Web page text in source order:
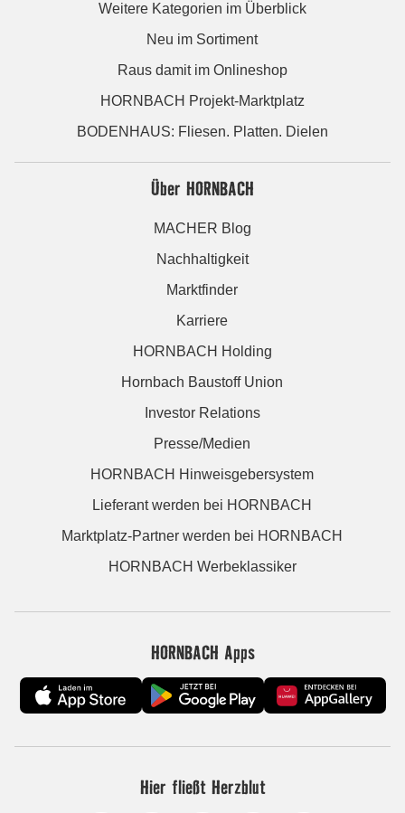
Weitere Kategorien im Überblick
Neu im Sortiment
Raus damit im Onlineshop
HORNBACH Projekt-Marktplatz
BODENHAUS: Fliesen. Platten. Dielen
Über HORNBACH
MACHER Blog
Nachhaltigkeit
Marktfinder
Karriere
HORNBACH Holding
Hornbach Baustoff Union
Investor Relations
Presse/Medien
HORNBACH Hinweisgebersystem
Lieferant werden bei HORNBACH
Marktplatz-Partner werden bei HORNBACH
HORNBACH Werbeklassiker
HORNBACH Apps
Hier fließt Herzblut